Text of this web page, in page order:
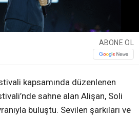
ABONE OL
kapsamında düzenlenen
sahne alan Alişan, Soli
buluştu. Sevilen şarkıları ve